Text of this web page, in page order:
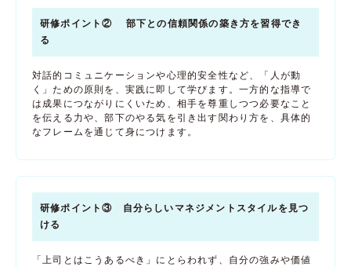
研修ポイント② 部下との信頼関係の築き方を習得でき
る
対話的コミュニケーションや心理的安全性など、「人が動
く」ための原則を、実践に即して学びます。一方的な指導で
は成果につながりにくいため、相手を尊重しつつ必要なこと
を伝える力や、部下のやる気を引き出す関わり方を、具体的
なフレームを通じて身につけます。
研修ポイント③ 自分らしいマネジメントスタイルを見つ
ける
「上司とはこうあるべき」にとらわれず、自分の強みや価値